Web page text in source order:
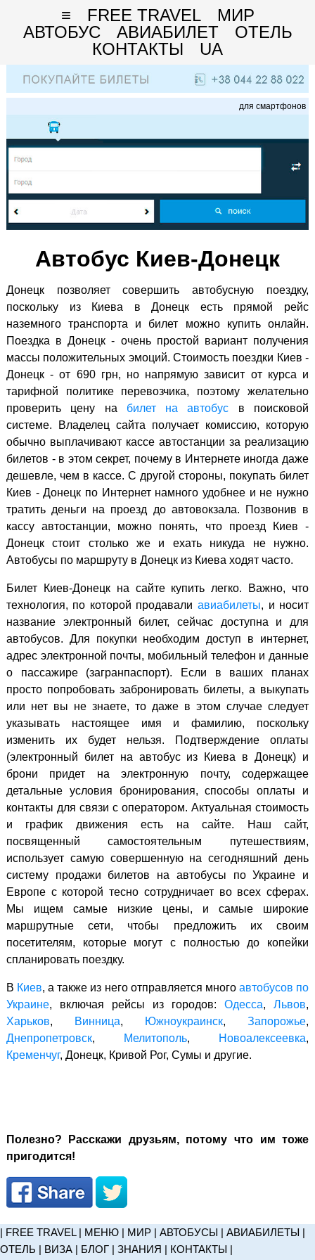
≡ FREE TRAVEL
МИР
АВТОБУС
АВИАБИЛЕТ
ОТЕЛЬ
КОНТАКТЫ
UA
для смартфонов
Автобус Киев-Донецк
Донецк позволяет совершить автобусную поездку,
поскольку из Киева в Донецк есть прямой рейс
наземного транспорта и билет можно купить онлайн.
Поездка в Донецк - очень простой вариант получения
массы положительных эмоций. Стоимость поездки Киев -
Донецк - от 690 грн, но напрямую зависит от курса и
тарифной политике перевозчика, поэтому желательно
проверить цену на билет на автобус в поисковой
системе. Владелец сайта получает комиссию, которую
обычно выплачивают кассе автостанции за реализацию
билетов - в этом секрет, почему в Интернете иногда даже
дешевле, чем в кассе. С другой стороны, покупать билет
Киев - Донецк по Интернет намного удобнее и не нужно
тратить деньги на проезд до автовокзала. Позвонив в
кассу автостанции, можно понять, что проезд Киев -
Донецк стоит столько же и ехать никуда не нужно.
Автобусы по маршруту в Донецк из Киева ходят часто.
Билет Киев-Донецк на сайте купить легко. Важно, что
технология, по которой продавалиавиабилеты, и носит
название электронный билет, сейчас доступна и для
автобусов. Для покупки необходим доступ в интернет,
адрес электронной почты, мобильный телефон и данные
о пассажире (загранпаспорт). Если в ваших планах
просто попробовать забронировать билеты, а выкупать
или нет вы не знаете, то даже в этом случае следует
указывать настоящее имя и фамилию, поскольку
изменить их будет нельзя. Подтверждение оплаты
(электронный билет на автобус из Киева в Донецк) и
брони придет на электронную почту, содержащее
детальные условия бронирования, способы оплаты и
контакты для связи с оператором. Актуальная стоимость
и график движения есть на сайте. Наш сайт,
посвященный самостоятельным путешествиям,
использует самую совершенную на сегодняшний день
систему продажи билетов на автобусы по Украине и
Европе с которой тесно сотрудничает во всех сферах.
Мы ищем самые низкие цены, и самые широкие
маршрутные сети, чтобы предложить их своим
посетителям, которые могут с полностью до копейки
спланировать поездку.
В Киев, а также из него отправляется много автобусов по
Украине, включая рейсы из городов:Одесса,Львов,
Харьков, Винница, Южноукраинск,Запорожье,
Днепропетровск, Мелитополь, Новоалексеевка,
Кременчуг, Донецк, Кривой Рог, Сумы и другие.
Полезно? Расскажи друзьям, потому что им тоже
пригодится!
| FREE TRAVEL| МЕНЮ | МИР | АВТОБУСЫ | АВИАБИЛЕТЫ |
ОТЕЛЬ | ВИЗА | БЛОГ | ЗНАНИЯ | КОНТАКТЫ |